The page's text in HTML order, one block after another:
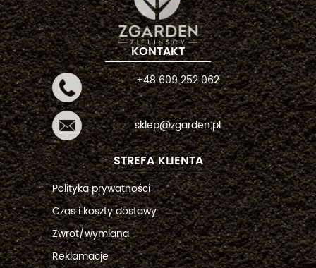
KONTAKT
+48 609 252 062
sklep@zgarden.pl
STREFA KLIENTA
Polityka prywatności
Czas i koszty dostawy
Zwrot/wymiana
Reklamacje